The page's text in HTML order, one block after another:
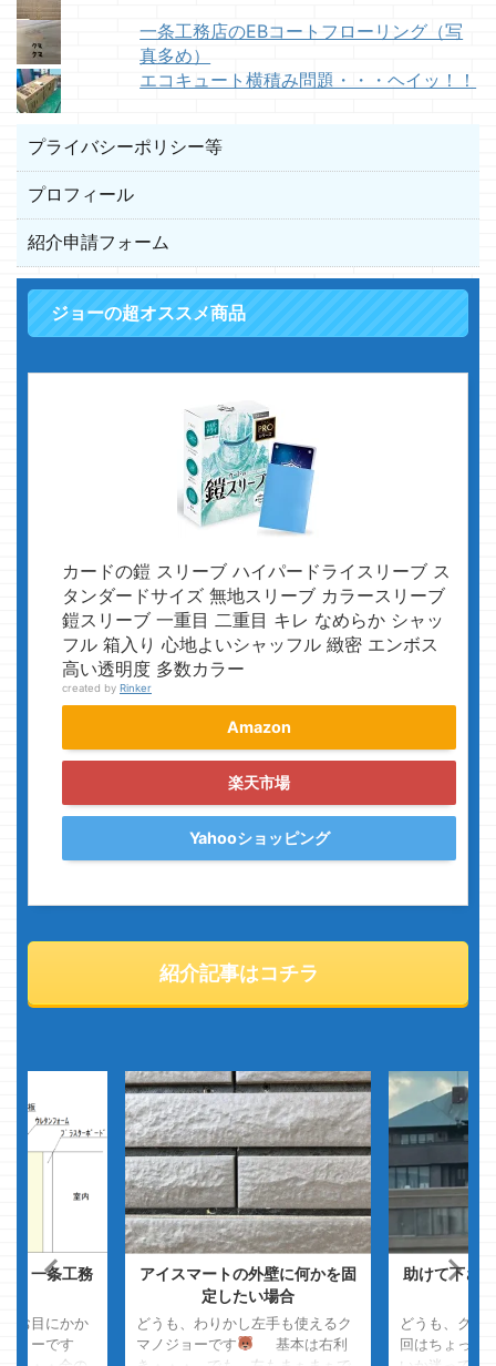
一条工務店のEBコートフローリング（写
真多め）
エコキュート横積み問題・・・ヘイッ！！
プライバシーポリシー等
プロフィール
紹介申請フォーム
ジョーの超オススメ商品
カードの鎧 スリーブ ハイパードライスリーブ ス
タンダードサイズ 無地スリーブ カラースリーブ
鎧スリーブ 一重目 二重目 キレ なめらか シャッ
フル 箱入り 心地よいシャッフル 緻密 エンボス
高い透明度 多数カラー
created by Rinker
Amazon
楽天市場
Yahooショッピング
紹介記事はコチラ
？一条工務
お目にかか
ョーです
アイスマートの外壁に何かを固
定したい場合
どうも、わりかし左手も使えるク
マノジョーです
基本は右利
助けて下さ
どうも、クマ
回はちょっと